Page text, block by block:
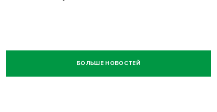
БОЛЬШЕ НОВОСТЕЙ